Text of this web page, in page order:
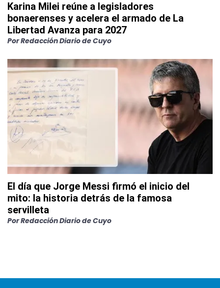
Karina Milei reúne a legisladores
bonaerenses y acelera el armado de La
Libertad Avanza para 2027
PorRedacción Diario de Cuyo
El día que Jorge Messi firmó el inicio del
mito: la historia detrás de la famosa
servilleta
PorRedacción Diario de Cuyo